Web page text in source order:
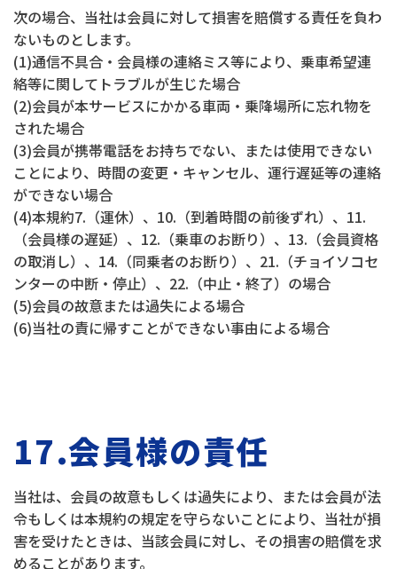
次の場合、当社は会員に対して損害を賠償する責任を負わ
ないものとします。
(1)通信不具合・会員様の連絡ミス等により、乗車希望連
絡等に関してトラブルが生じた場合
(2)会員が本サービスにかかる車両・乗降場所に忘れ物を
された場合
(3)会員が携帯電話をお持ちでない、または使用できない
ことにより、時間の変更・キャンセル、運行遅延等の連絡
ができない場合
(4)本規約7.（運休）、10.（到着時間の前後ずれ）、11.
（会員様の遅延）、12.（乗車のお断り）、13.（会員資格
の取消し）、14.（同乗者のお断り）、21.（チョイソコセ
ンターの中断・停止）、22.（中止・終了）の場合
(5)会員の故意または過失による場合
(6)当社の責に帰すことができない事由による場合
17.会員様の責任
当社は、会員の故意もしくは過失により、または会員が法
令もしくは本規約の規定を守らないことにより、当社が損
害を受けたときは、当該会員に対し、その損害の賠償を求
めることがあります。